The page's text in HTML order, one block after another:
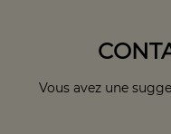
Vous avez une